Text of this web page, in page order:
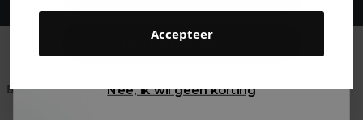
Accepteer
Betaal achteraf met
Voor 23:59 besteld
Klanten beoordelen
Gewoon rondkijken
Nee, ik wil geen korting